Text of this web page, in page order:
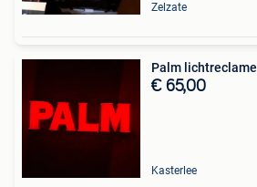
Zelzate
Palm lichtreclame
€ 65,00
Kasterlee